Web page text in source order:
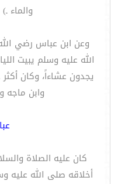
والماء
وعن ابن عباس رضي
الله عليه وسلم يبيت
يجدون عشاءاً، وكان
وابن ماجه
كان عليه الصلاة
أخلاقه صلى الله عليه